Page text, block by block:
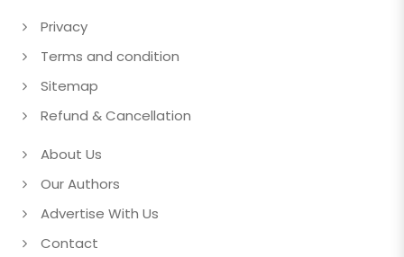
Privacy
Terms and condition
Sitemap
Refund & Cancellation
About Us
Our Authors
Advertise With Us
Contact